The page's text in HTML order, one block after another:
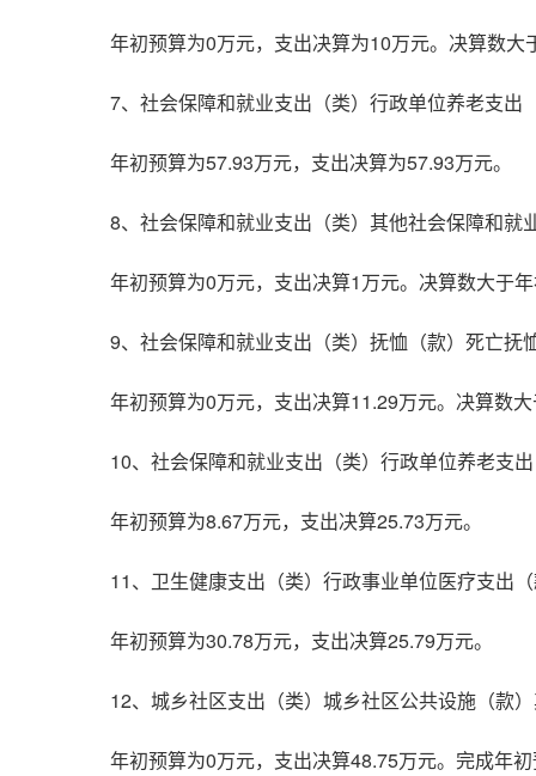
年初预算为0万元，支出决算为10万元。决算数
7、社会保障和就业支出（类）行政单位养老支
年初预算为57.93万元，支出决算为57.93万元。
8、社会保障和就业支出（类）其他社会保障和就
年初预算为0万元，支出决算1万元。决算数大于
9、社会保障和就业支出（类）抚恤（款）死亡抚
年初预算为0万元，支出决算11.29万元。决算数
10、社会保障和就业支出（类）行政单位养老支
年初预算为8.67万元，支出决算25.73万元。
11、卫生健康支出（类）行政事业单位医疗支出
年初预算为30.78万元，支出决算25.79万元。
12、城乡社区支出（类）城乡社区公共设施（款
年初预算为0万元，支出决算48.75万元。完成年